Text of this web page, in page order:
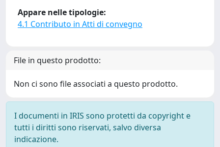
Appare nelle tipologie:
4.1 Contributo in Atti di convegno
File in questo prodotto:
Non ci sono file associati a questo prodotto.
I documenti in IRIS sono protetti da copyright e
tutti i diritti sono riservati, salvo diversa
indicazione.